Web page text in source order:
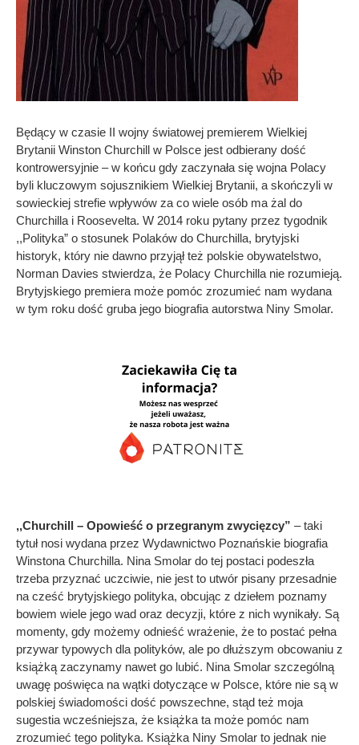
Będący w czasie II wojny światowej premierem Wielkiej
Brytanii Winston Churchill w Polsce jest odbierany dość
kontrowersyjnie – w końcu gdy zaczynała się wojna Polacy
byli kluczowym sojusznikiem Wielkiej Brytanii, a skończyli w
sowieckiej strefie wpływów za co wiele osób ma żal do
Churchilla i Roosevelta. W 2014 roku pytany przez tygodnik
,,Polityka” o stosunek Polaków do Churchilla, brytyjski
historyk, który nie dawno przyjął też polskie obywatelstwo,
Norman Davies stwierdza, że Polacy Churchilla nie rozumieją.
Brytyjskiego premiera może pomóc zrozumieć nam wydana
w tym roku dość gruba jego biografia autorstwa Niny Smolar.
,,Churchill – Opowieść o przegranym zwycięzcy” – taki
tytuł nosi wydana przez Wydawnictwo Poznańskie biografia
Winstona Churchilla. Nina Smolar do tej postaci podeszła
trzeba przyznać uczciwie, nie jest to utwór pisany przesadnie
na cześć brytyjskiego polityka, obcując z dziełem poznamy
bowiem wiele jego wad oraz decyzji, które z nich wynikały. Są
momenty, gdy możemy odnieść wrażenie, że to postać pełna
przywar typowych dla polityków, ale po dłuższym obcowaniu z
książką zaczynamy nawet go lubić. Nina Smolar szczególną
uwagę poświęca na wątki dotyczące w Polsce, które nie są w
polskiej świadomości dość powszechne, stąd też moja
sugestia wcześniejsza, że książka ta może pomóc nam
zrozumieć tego polityka. Książka Niny Smolar to jednak nie